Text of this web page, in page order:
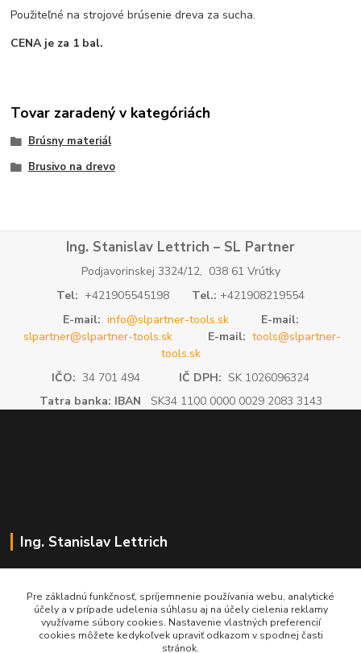
Použiteľné na strojové brúsenie dreva za sucha.
CENA je za 1 bal.
Tovar zaradený v kategóriách
Brúsny materiál
Brusivo na drevo
Ing. Stanislav Lettrich – SL Partner
Podjavorinskej 3324/12, 038 61 Vrútky
Tel: +421905545198 Tel.: +421908219554
E-mail: info@slpartner-tools.sk
E-mail:
slpartner@slpartner-tools.sk
E-mail: tools@slpartner-
tools.sk
IČO: 34 701 494 IČ DPH: SK 1026096324
Tatra banka: IBAN SK34 1100 0000 0029 2083 3143
Ing. Stanislav Lettrich
+421 905 545 198
NONSTOP
Pre základnú funkčnosť, spríjemnenie používania webu, analytické
účely a v prípade udelenia súhlasu aj na účely cielenia reklamy
využívame súbory cookies. Nastavenie vlastných preferencií
cookies môžete kedykoľvek upraviť odkazom v spodnej časti
stránok.